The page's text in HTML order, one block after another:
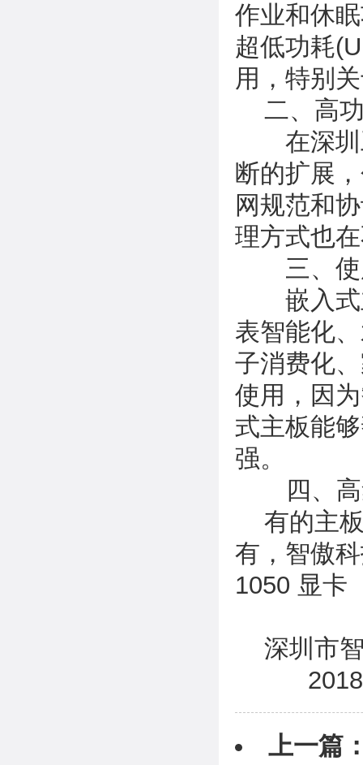
作业和休
超低功耗
用，特别
二、高
在深圳工
断的扩展
网规范和
理方式也
三、使
嵌入式主
表智能化
子消费化
使用，因
式主板能
强。
四、高
有的主板
有，智傲
1050 显卡
深圳市智
2018
上一篇